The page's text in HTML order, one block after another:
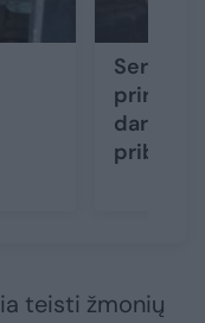
prireikė
teisti žmonių